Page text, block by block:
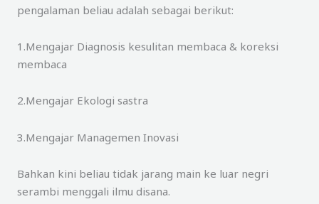
pengalaman beliau adalah sebagai berikut:
1.Mengajar Diagnosis kesulitan membaca & koreksi
membaca
2.Mengajar Ekologi sastra
3.Mengajar Managemen Inovasi
Bahkan kini beliau tidak jarang main ke luar negri
serambi menggali ilmu disana.